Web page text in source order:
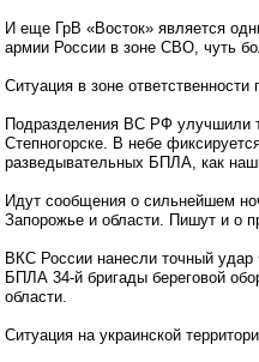
И еще ГрВ «Восток» является
армии России в зоне СВО, чуть
Ситуация в зоне ответственности
Подразделения ВС РФ улучшили
Степногорске. В небе
разведывательных БПЛА, как
Идут сообщения о сильнейшем
Запорожье и области. Пишут и о
ВКС России нанесли точный
БПЛА 34-й бригады береговой
области.
Ситуация на украинской